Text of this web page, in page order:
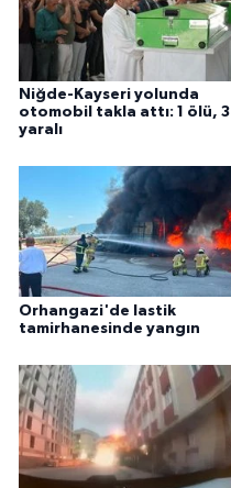
Niğde-Kayseri yolunda
otomobil takla attı: 1 ölü, 3
yaralı
Orhangazi'de lastik
tamirhanesinde yangın